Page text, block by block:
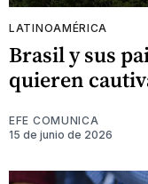
LATINOAMÉRICA
Brasil y sus
quieren
EFE COMUNICA
15 de junio de 2026